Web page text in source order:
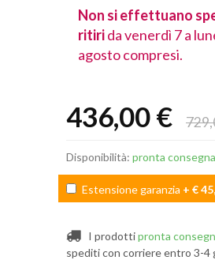
Non si effettuano
ritirida venerdì 7 a
agosto compresi.
436,00 €
Disponibilità: pronta consegna
Estensione garanzia + €
I prodottipronta
spediti con corriere entro 3-4